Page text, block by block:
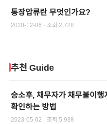
통장압류란 무엇인가요?
2020-12-06 · 조회 2,728
추천 Guide
승소후, 채무자가 채무불이
확인하는 방법
2023-05-02 · 조회 5,938